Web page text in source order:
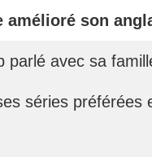
amélioré son
parlé avec sa
séries préférées